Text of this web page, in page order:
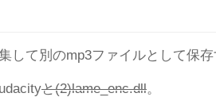
して別のmp3ファイルとして保
と(2)lame_enc.dll。